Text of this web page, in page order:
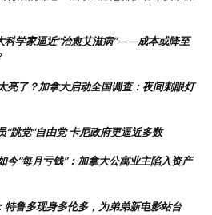
科学家逼近“治愈艾滋病”——成本或降至
亮了？加拿大启动全国调查：夜间刺眼灯
“跳党”自由党 卡尼政府更逼近多数
今“每月亏钱”：加拿大公寓业主陷入资产
特鲁多现身多伦多，为弟弟新电影站台